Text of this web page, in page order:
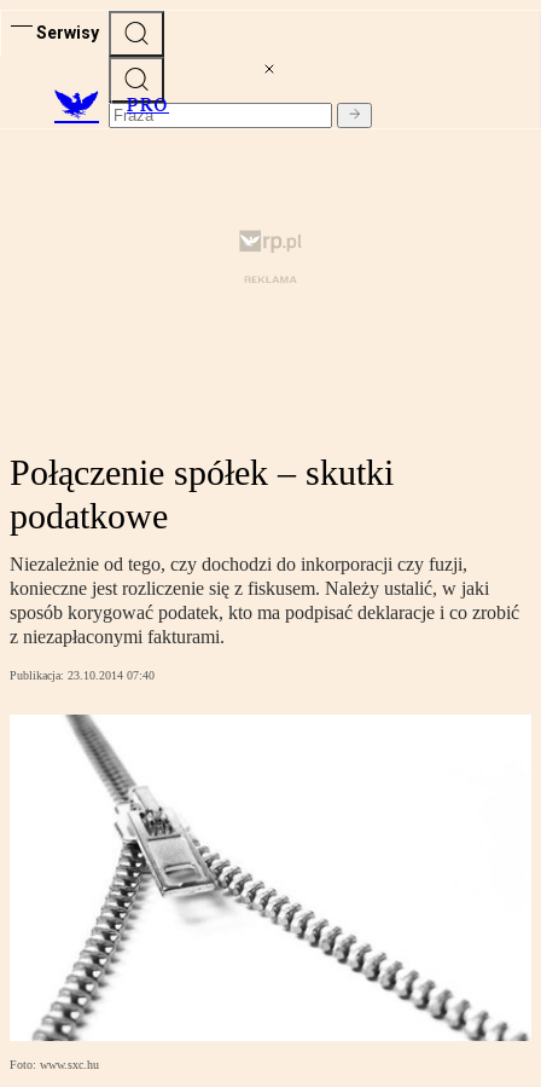
Serwisy
PRO
Połączenie spółek – skutki
podatkowe
Niezależnie od tego, czy dochodzi do inkorporacji czy fuzji,
konieczne jest rozliczenie się z fiskusem. Należy ustalić, w jaki
sposób korygować podatek, kto ma podpisać deklaracje i co zrobić
z niezapłaconymi fakturami.
Publikacja: 23.10.2014 07:40
Foto: www.sxc.hu